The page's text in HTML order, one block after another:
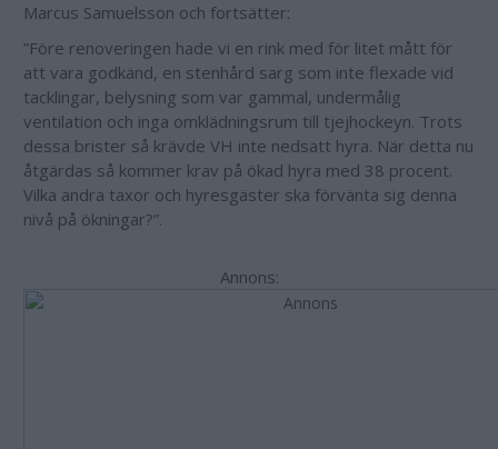
Marcus Samuelsson och fortsätter:
”Före renoveringen hade vi en rink med för litet mått för
att vara godkänd, en stenhård sarg som inte flexade vid
tacklingar, belysning som var gammal, undermålig
ventilation och inga omklädningsrum till tjejhockeyn. Trots
dessa brister så krävde VH inte nedsatt hyra. När detta nu
åtgärdas så kommer krav på ökad hyra med 38 procent.
Vilka andra taxor och hyresgäster ska förvänta sig denna
nivå på ökningar?”.
Annons: